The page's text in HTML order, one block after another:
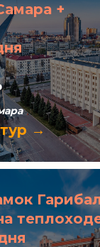
+
→